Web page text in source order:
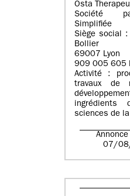
Osta
Société
Simplifiée
Siège social
Bollier
69007 Lyon
909 005 605
Activité :
travaux de
ingrédients
sciences de
07/